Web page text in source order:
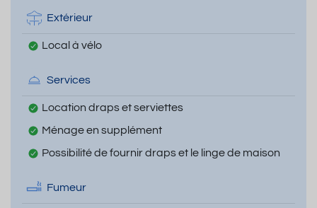
Extérieur
Local à vélo
Services
Location draps et serviettes
Ménage en supplément
Possibilité de fournir draps et le linge de maison
Fumeur